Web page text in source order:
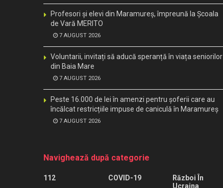
Profesori și elevi din Maramureș, împreună la Școala
de Vară MERITO
7 AUGUST 2026
Voluntarii, invitați să aducă speranță în viața seniorilor
din Baia Mare
7 AUGUST 2026
Peste 16.000 de lei în amenzi pentru șoferii care au
încălcat restricțiile impuse de caniculă în Maramureș
7 AUGUST 2026
Navighează după categorie
112
COVID-19
Război În
Ucraina